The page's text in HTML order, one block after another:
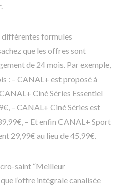
différentes formules
que les offres sont
de 24 mois. Par exemple,
: – CANAL+ est proposé à
Ciné Séries Essentiel
– CANAL+ Ciné Séries est
– Et enfin CANAL+ Sport
29,99€ au lieu de 45,99€.
saint “Meilleur
l’offre intégrale canalisée